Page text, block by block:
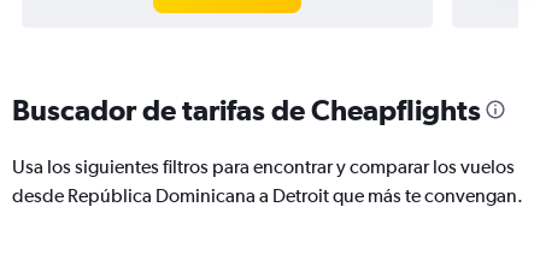
Buscador de tarifas de Cheapflights
Usa los siguientes filtros para encontrar y comparar los vuelos
desde República Dominicana a Detroit que más te convengan.